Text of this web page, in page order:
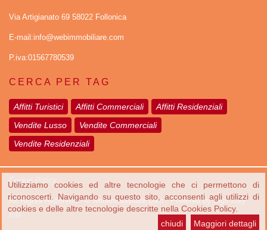
Via Artigianato 69 58022 Follonica
E-mail:info@webimmobiliare.com
P.iva:01567780539
CERCA PER TAG
Affitti Turistici Affitti Commerciali
Affitti Residenziali
Vendite Lusso
Vendite Commerciali
Vendite Residenziali
Cookie Policy
All Rights Reserved · © webimmobiliare.com · Powered byDigit Italy
srls
Utilizziamo cookies ed altre tecnologie che ci permettono di
riconoscerti. Navigando su questo sito, acconsenti agli utilizzi di
cookies e delle altre tecnologie descritte nella Cookies Policy.
Maggiori dettagli
chiudi